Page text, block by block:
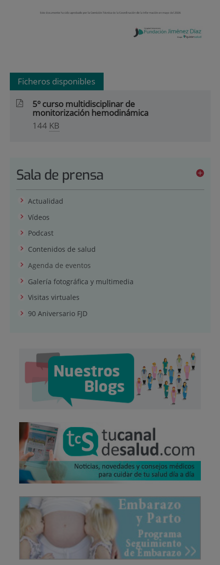
Ficheros disponibles
5º curso multidisciplinar de
monitorización hemodinámica
144 KB
Sala de prensa
Actualidad
Vídeos
Podcast
Contenidos de salud
Agenda de eventos
Galería fotográfica y multimedia
Visitas virtuales
90 Aniversario FJD